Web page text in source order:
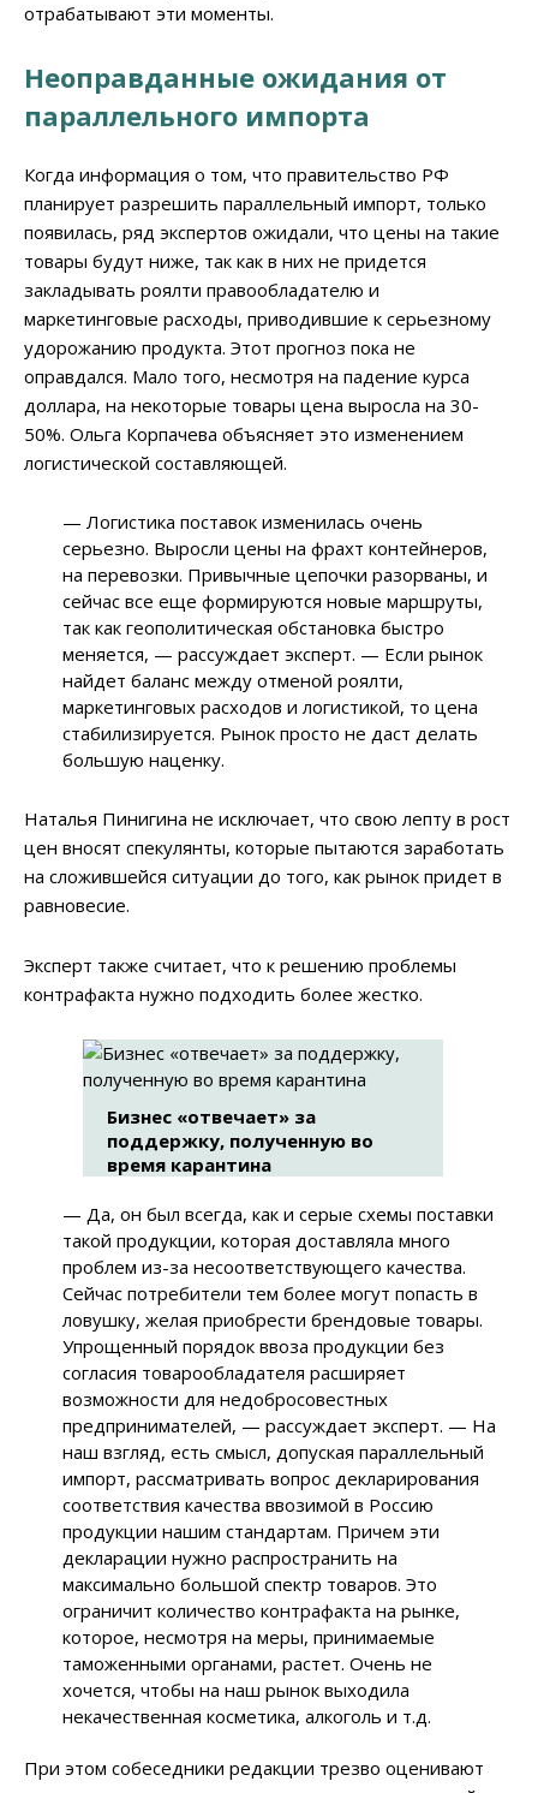
отрабатывают эти моменты.
Неоправданные ожидания от
параллельного импорта
Когда информация о том, что правительство РФ
планирует разрешить параллельный импорт, только
появилась, ряд экспертов ожидали, что цены на такие
товары будут ниже, так как в них не придется
закладывать роялти правообладателю и
маркетинговые расходы, приводившие к серьезному
удорожанию продукта. Этот прогноз пока не
оправдался. Мало того, несмотря на падение курса
доллара, на некоторые товары цена выросла на 30-
50%. Ольга Корпачева объясняет это изменением
логистической составляющей.
— Логистика поставок изменилась очень
серьезно. Выросли цены на фрахт контейнеров,
на перевозки. Привычные цепочки разорваны, и
сейчас все еще формируются новые маршруты,
так как геополитическая обстановка быстро
меняется, — рассуждает эксперт. — Если рынок
найдет баланс между отменой роялти,
маркетинговых расходов и логистикой, то цена
стабилизируется. Рынок просто не даст делать
большую наценку.
Наталья Пинигина не исключает, что свою лепту в рост
цен вносят спекулянты, которые пытаются заработать
на сложившейся ситуации до того, как рынок придет в
равновесие.
Эксперт также считает, что к решению проблемы
контрафакта нужно подходить более жестко.
Бизнес «отвечает» за
поддержку, полученную во
время карантина
— Да, он был всегда, как и серые схемы поставки
такой продукции, которая доставляла много
проблем из-за несоответствующего качества.
Сейчас потребители тем более могут попасть в
ловушку, желая приобрести брендовые товары.
Упрощенный порядок ввоза продукции без
согласия товарообладателя расширяет
возможности для недобросовестных
предпринимателей, — рассуждает эксперт. — На
наш взгляд, есть смысл, допуская параллельный
импорт, рассматривать вопрос декларирования
соответствия качества ввозимой в Россию
продукции нашим стандартам. Причем эти
декларации нужно распространить на
максимально большой спектр товаров. Это
ограничит количество контрафакта на рынке,
которое, несмотря на меры, принимаемые
таможенными органами, растет. Очень не
хочется, чтобы на наш рынок выходила
некачественная косметика, алкоголь и т.д.
При этом собеседники редакции трезво оценивают